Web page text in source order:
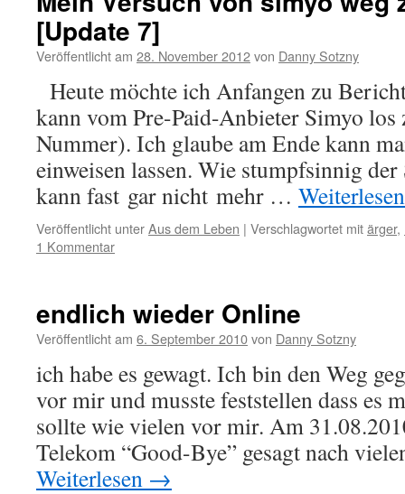
[Update 7]
Veröffentlicht am 28. November 2012von Danny Sotzny
Heute möchte ich Anfangen zu
kann vom Pre-Paid-Anbieter Simyo
Nummer). Ich glaube am Ende kann
einweisen lassen. Wie stumpfsinnig
kann fast gar nicht mehr …
Veröffentlicht unterAus dem Leben | Verschlagwortet mitärger,
1 Kommentar
endlich wieder Online
Veröffentlicht am 6. September 2010von Danny Sotzny
ich habe es gewagt. Ich bin den Weg
vor mir und musste feststellen dass es
sollte wie vielen vor mir. Am
Telekom “Good-Bye” gesagt nach
Weiterlesen →